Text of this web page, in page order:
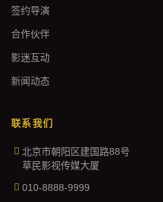
签约导演
合作伙伴
影迷互动
新闻动态
联系我们
北京市朝阳区建国路88号
草民影视传媒大厦
010-8888-9999